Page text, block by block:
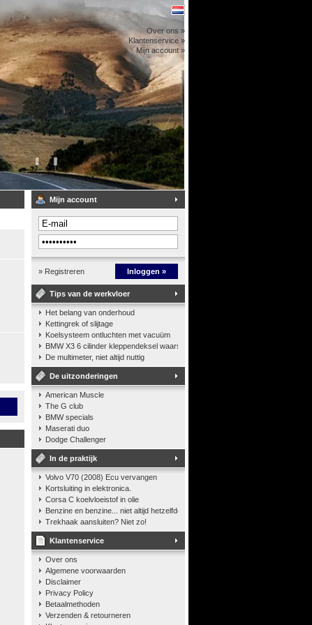
Over ons »
Klantenservice »
Mijn account »
Mijn account
» Registreren Inloggen »
Tips van de werkvloer
Het belang van onderhoud
Kettingrek of slijtage
Koelsysteem ontluchten met vacuüm
BMW X3 6 cilinder kleppendeksel waarshuwing
De multimeter, niet altijd nuttig
De uitzonderingen
American Muscle
The G club
BMW specials
Maserati duo
Dodge Challenger
In de praktijk
Volvo V70 (2008) Ecu vervangen
Kortsluiting in elektronica.
Corsa C koelvloeistof in olie
Benzine en benzine... niet altijd hetzelfde
Trekhaak aansluiten? Niet zo!
Klantenservice
Over ons
Algemene voorwaarden
Disclaimer
Privacy Policy
Betaalmethoden
Verzenden & retourneren